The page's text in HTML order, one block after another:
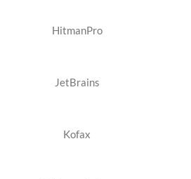
HitmanPro
JetBrains
Kofax